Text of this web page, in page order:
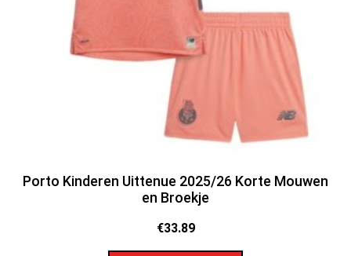
Porto Kinderen Uittenue 2025/26 Korte Mouwen
en Broekje
€33.89